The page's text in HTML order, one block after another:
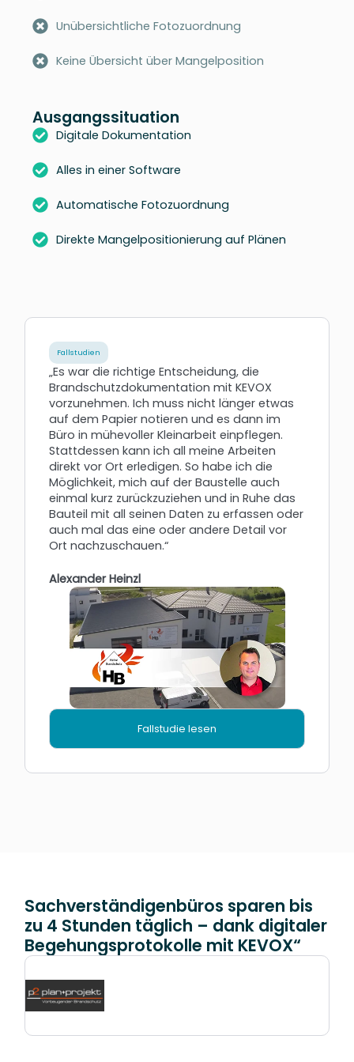
Fallstudien
„Es war die richtige Entscheidung, die
Brandschutzdokumentation mit KEVOX
vorzunehmen. Ich muss nicht länger etwas
auf dem Papier notieren und es dann im
Büro in mühevoller Kleinarbeit einpflegen.
Stattdessen kann ich all meine Arbeiten
direkt vor Ort erledigen. So habe ich die
Möglichkeit, mich auf der Baustelle auch
einmal kurz zurückzuziehen und in Ruhe das
Bauteil mit all seinen Daten zu erfassen oder
auch mal das eine oder andere Detail vor
Ort nachzuschauen.“
Alexander Heinzl
Fallstudie lesen
Unübersichtliche Fotozuordnung
Keine Übersicht über Mangelposition
Ausgangssituation
Digitale Dokumentation
Alles in einer Software
Automatische Fotozuordnung
Direkte Mangelpositionierung auf Plänen
Sachverständigenbüros sparen bis
zu 4 Stunden täglich – dank digitaler
Begehungsprotokolle mit KEVOX“